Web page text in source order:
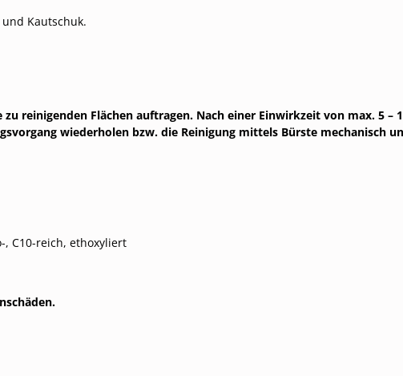
Kautschuk.
reinigenden Flächen auftragen. Nach einer Einwirkzeit von max. 5 –
wiederholen bzw. die Reinigung mittels Bürste mechanisch
, C10-reich, ethoxyliert